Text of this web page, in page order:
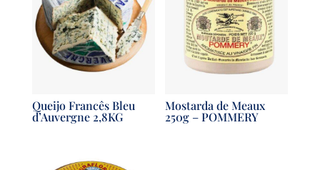
Queijo Francês Bleu
d’Auvergne 2,8KG
Mostarda de Meaux
250g – POMMERY